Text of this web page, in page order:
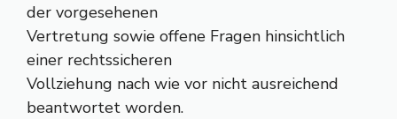
der vorgesehenen
Vertretung sowie offene Fragen hinsichtlich
einer rechtssicheren
Vollziehung nach wie vor nicht ausreichend
beantwortet worden.